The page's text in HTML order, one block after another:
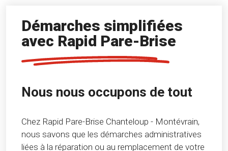
Démarches simplifiées
avec Rapid Pare-Brise
Nous nous occupons de tout
Chez Rapid Pare-Brise Chanteloup - Montévrain,
nous savons que les démarches administratives
liées à la réparation ou au remplacement de votre